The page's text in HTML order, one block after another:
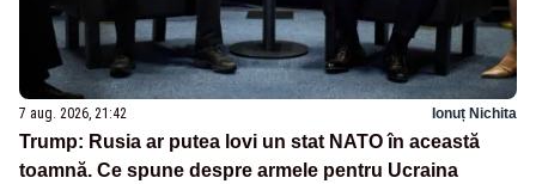
7 aug. 2026, 21:42 Ionuț Nichita
Trump: Rusia ar putea lovi un stat NATO în această
toamnă. Ce spune despre armele pentru Ucraina